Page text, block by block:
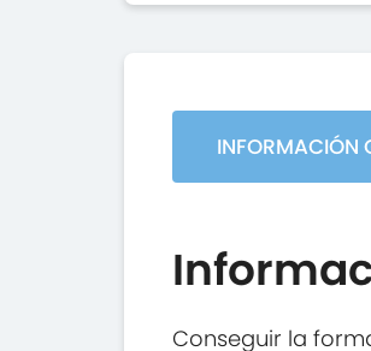
INFORMACIÓN
Conseguir la